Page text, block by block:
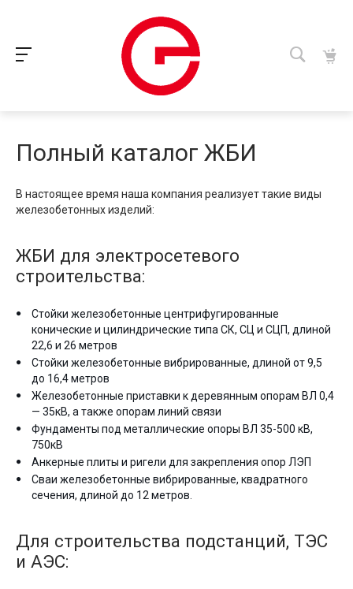
Полный каталог ЖБИ
В настоящее время наша компания реализует такие виды
железобетонных изделий:
ЖБИ для электросетевого
строительства:
Стойки железобетонные центрифугированные
конические и цилиндрические типа СК, СЦ и СЦП, длиной
22,6 и 26 метров
Стойки железобетонные вибрированные, длиной от 9,5
до 16,4 метров
Железобетонные приставки к деревянным опорам ВЛ 0,4
— 35кВ, а также опорам линий связи
Фундаменты под металлические опоры ВЛ 35-500 кВ,
750кВ
Анкерные плиты и ригели для закрепления опор ЛЭП
Сваи железобетонные вибрированные, квадратного
сечения, длиной до 12 метров.
Для строительства подстанций, ТЭС
и АЭС: